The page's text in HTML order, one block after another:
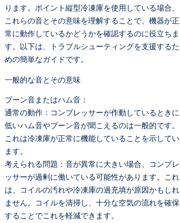
ります。ポイント縦型冷凍庫を使用している場合、
これらの音とその意味を理解することで、機器が正
常に動作しているかどうかを確認するのに役立ちま
す。以下は、トラブルシューティングを支援するた
めの簡単なガイドです。
一般的な音とその意味
ブーン音またはハム音：
通常の動作：コンプレッサーが作動しているときに
低いハム音やブーン音が聞こえるのは一般的です。
これは冷凍庫が正常に機能していることを示してい
ます。
考えられる問題：音が異常に大きい場合、コンプレ
ッサーが過剰に働いている可能性があります。これ
は、コイルの汚れや冷凍庫の過充填が原因かもしれ
ません。コイルを清掃し、十分な空気の流れを確保
することでこれを軽減できます。